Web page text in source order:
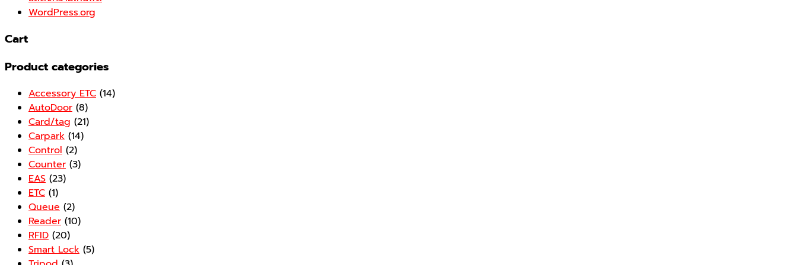
WordPress.org
Cart
Product categories
Accessory ETC (14)
AutoDoor (8)
Card/tag (21)
Carpark (14)
Control (2)
Counter (3)
EAS (23)
ETC (1)
Queue (2)
Reader (10)
RFID (20)
Smart Lock (5)